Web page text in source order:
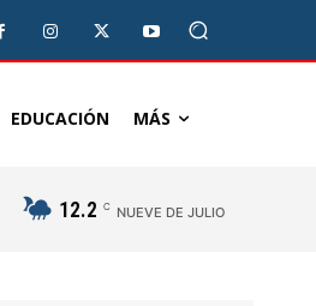
EDUCACIÓN MÁS
12.2 C NUEVE DE JULIO